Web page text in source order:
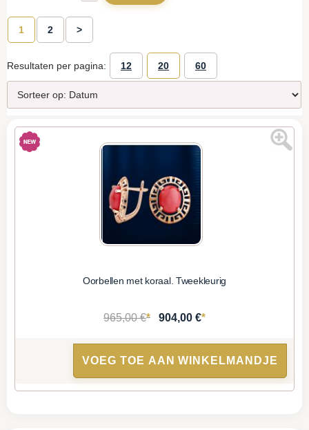
1 2 >
Resultaten per pagina: 12 20 60
Oorbellen met koraal. Tweekleurig
965,00 €* 904,00 €*
VOEG TOE AAN WINKELMANDJE